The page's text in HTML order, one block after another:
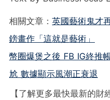
相關文章： 英國藝術鬼才
鎊畫作「這就是藝術」
幣圈爆煲之後 FB IG終推
尬 數據顯示風潮正衰退
【了解更多最快最新的財